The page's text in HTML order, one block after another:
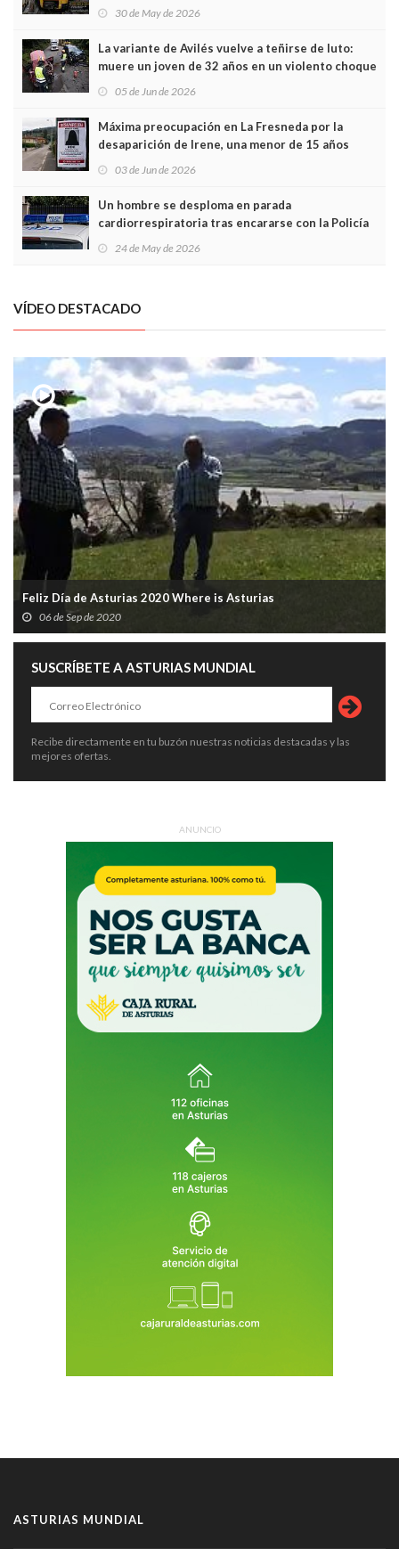
sobrecoste de los trenes que no cabían por los
30 de May de 2026
La variante de Avilés vuelve a teñirse de luto:
muere un joven de 32 años en un violento choque
frontal
05 de Jun de 2026
Máxima preocupación en La Fresneda por la
desaparición de Irene, una menor de 15 años
03 de Jun de 2026
Un hombre se desploma en parada
cardiorrespiratoria tras encararse con la Policía
Local en Luanco
24 de May de 2026
VÍDEO DESTACADO
Feliz Día de Asturias 2020 Where is Asturias
06 de Sep de 2020
SUSCRÍBETE A ASTURIAS MUNDIAL
Recibe directamente en tu buzón nuestras noticias destacadas y las
mejores ofertas.
ANUNCIO
ASTURIAS MUNDIAL